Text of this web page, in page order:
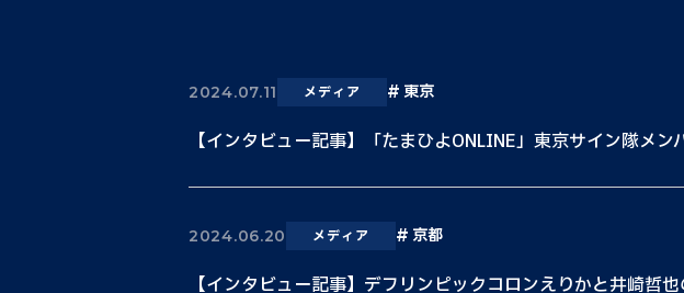
2024.07.11 メディア 東京
【インタビュー記事】「たまひよONLINE」東京サイン隊メン
2024.06.20 メディア 京都
【インタビュー記事】デフリンピックコロンえりかと井崎哲